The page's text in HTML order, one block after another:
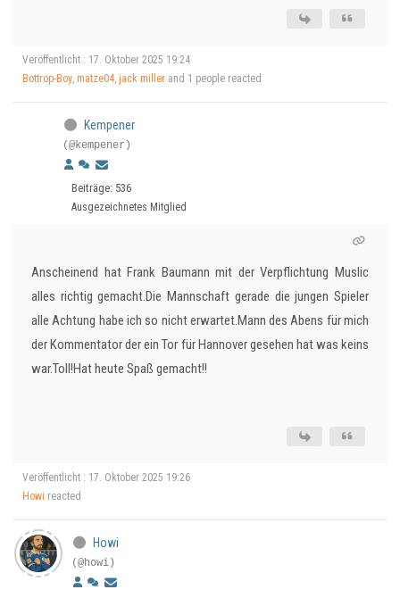
Veröffentlicht : 17. Oktober 2025 19:24
Bottrop-Boy, matze04, jack miller and 1 people reacted
Kempener
(@kempener)
Beiträge: 536
Ausgezeichnetes Mitglied
Anscheinend hat Frank Baumann mit der Verpflichtung Muslic
alles richtig gemacht.Die Mannschaft gerade die jungen Spieler
alle Achtung habe ich so nicht erwartet.Mann des Abens für mich
der Kommentator der ein Tor für Hannover gesehen hat was keins
war.Toll!Hat heute Spaß gemacht!!
Veröffentlicht : 17. Oktober 2025 19:26
Howi reacted
Howi
(@howi)